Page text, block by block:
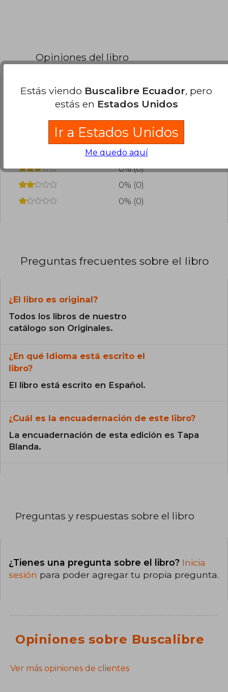
Opiniones del libro
¿Leíste este libro? Inicia sesiónpara poder
agregar tu propia evaluación.
0% (0)
0% (0)
0% (0)
0% (0)
0% (0)
Preguntas frecuentes sobre el libro
¿El libro es original?
Todos los libros de nuestro
catálogo son Originales.
¿En qué Idioma está escrito el
libro?
El libro está escrito en Español.
¿Cuál es la encuadernación de este libro?
La encuadernación de esta edición es Tapa
Blanda.
Preguntas y respuestas sobre el libro
¿Tienes una pregunta sobre el libro? Inicia
sesión para poder agregar tu propia pregunta.
Opiniones sobre Buscalibre
Ver más opiniones de clientes
Estás viendo Buscalibre Ecuador, pero
estás en Estados Unidos
Ir a Estados Unidos
Me quedo aquí